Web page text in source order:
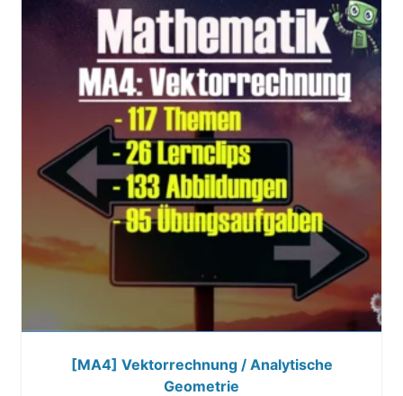
[MA4] Vektorrechnung / Analytische
Geometrie